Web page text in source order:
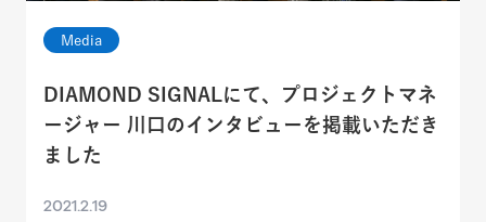
Media
DIAMOND SIGNALにて、プロジェクトマネ
ージャー 川口のインタビューを掲載いただき
ました
2021.2.19